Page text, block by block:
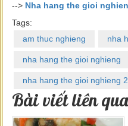
--> Nha hang the gioi
Tags:
am thuc nghieng
nha
nha hang the gioi nghieng
nha hang the gioi nghieng
Bài viết liên